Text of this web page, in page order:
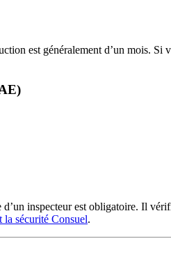
est généralement d’un mois. Si
inspecteur est obligatoire. Il
la sécurité Consuel.